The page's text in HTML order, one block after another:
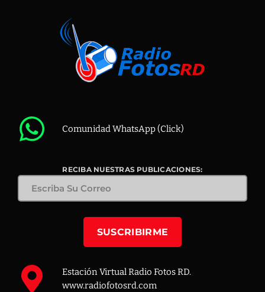
Comunidad WhatsApp (Click)
RECIBA NUESTRAS PUBLICACIONES:
Estación Virtual Radio Fotos RD.
www.radiofotosrd.com